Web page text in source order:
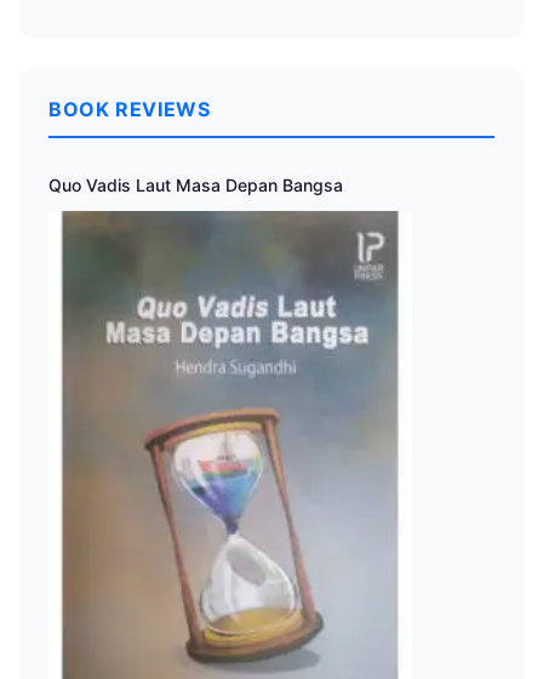
BOOK REVIEWS
Quo Vadis Laut Masa Depan Bangsa